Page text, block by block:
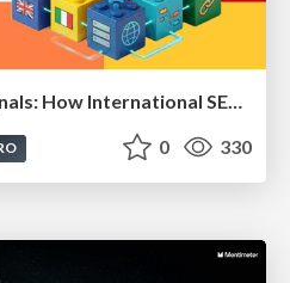
Max Prin - Stacking Signals: How International SEO Comes Together (And Falls Apart)
0 330